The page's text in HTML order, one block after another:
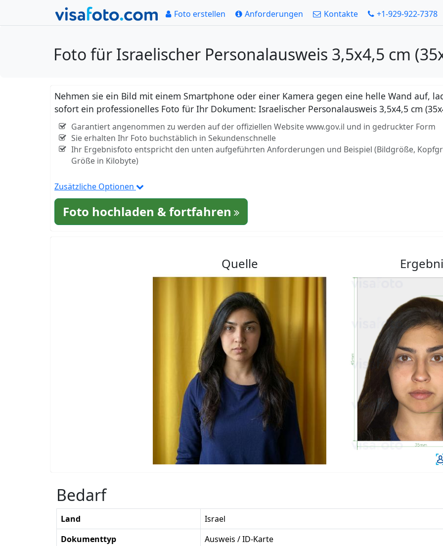
Foto erstellen Anforderungen Kontakte +1-929-922-7378
Foto für Israelischer Personalausweis 3,5x4,5 cm
Nehmen sie ein Bild mit einem Smartphone oder einer Kamera gegen eine helle Wand auf,
sofort ein professionelles Foto für Ihr Dokument: Israelischer Personalausweis 3,5x4,5 cm
Garantiert angenommen zu werden auf der offiziellen Website www.gov.il und in gedruckter Form
Sie erhalten Ihr Foto buchstäblich in Sekundenschnelle
Ihr Ergebnisfoto entspricht den unten aufgeführten Anforderungen und Beispiel (Bildgröße,
Größe in Kilobyte)
Zusätzliche Optionen
Foto hochladen & fortfahren
Quelle
Bedarf
Land
Israel
Dokumenttyp
Ausweis / ID-Karte